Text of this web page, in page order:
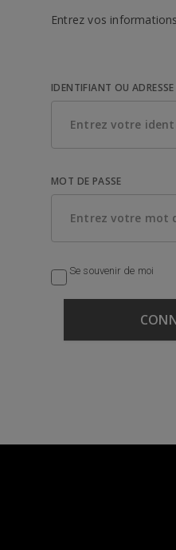
Entrez vos
IDENTIFIANT OU
MOT DE PASSE
Se souvenir de moi